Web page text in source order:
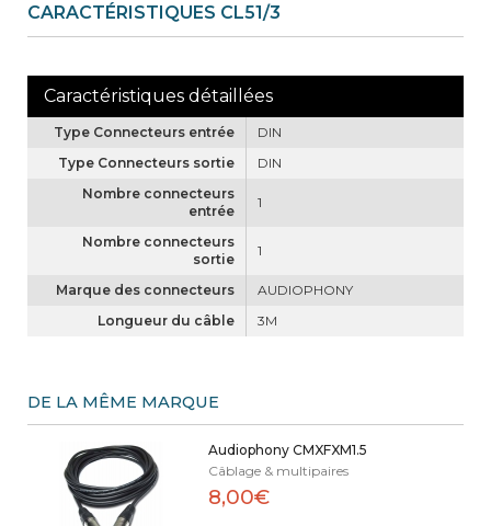
CARACTÉRISTIQUES CL51/3
Type Connecteurs entrée
DIN
Type Connecteurs sortie
DIN
Nombre connecteurs
entrée
1
Nombre connecteurs
sortie
1
Marque des connecteurs
AUDIOPHONY
Longueur du câble
3M
DE LA MÊME MARQUE
Audiophony CMXFXM1.5
Câblage & multipaires
8,00€